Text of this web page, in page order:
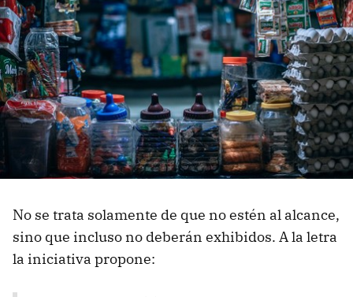
No se trata solamente de que no estén al alcance,
sino que incluso no deberán exhibidos. A la letra
la iniciativa propone: